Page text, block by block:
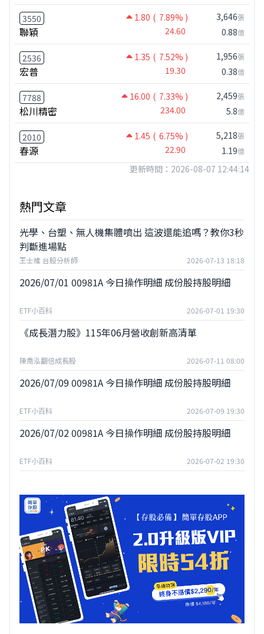
3550 1.80 ( 7.89% )
聯穎 24.60
3,646張
0.88億
2536 1.35 ( 7.52% )
宏普 19.30
1,956張
0.38億
7788 16.00 ( 7.33% )
松川精密 234.00
2,459張
5.8億
2010 1.45 ( 6.75% )
春源 22.90
5,218張
1.19億
更新時間：2026-08-07 12:44:14
熱門文章
光學、台塑、無人機集體噴出 這波還能追嗎？教你3秒
判斷進場點
王士維 台股分析師 2026-07-13 18:18
2026/07/01 00981A 今日操作明細 成份股持股明細
ETF小百科 2026-07-01 19:30
《成長潛力股》115年06月營收創新高清單
陳喬泓翻倍成長股 2026-07-11 08:00
2026/07/09 00981A 今日操作明細 成份股持股明細
ETF小百科 2026-07-09 19:30
2026/07/02 00981A 今日操作明細 成份股持股明細
ETF小百科 2026-07-02 19:30